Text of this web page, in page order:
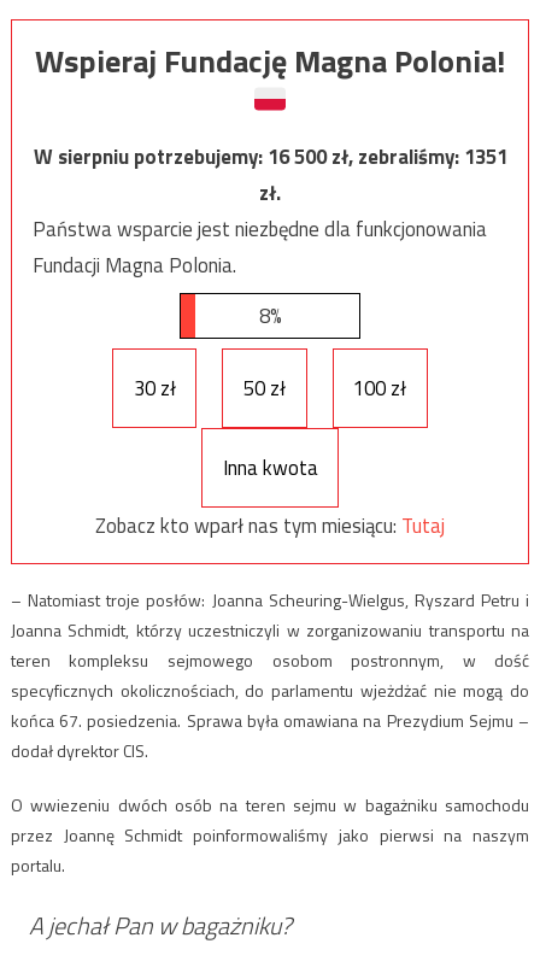
Wspieraj Fundację Magna Polonia!
W sierpniu potrzebujemy:16 500zł, zebraliśmy:1351
zł.
Państwa wsparcie jest niezbędne dla funkcjonowania
Fundacji Magna Polonia.
8%
30 zł 50 zł 100 zł
Inna kwota
Zobacz kto wparł nas tym miesiącu: Tutaj
– Natomiast troje posłów: Joanna Scheuring-Wielgus, Ryszard Petru i
Joanna Schmidt, którzy uczestniczyli w zorganizowaniu transportu na
teren kompleksu sejmowego osobom postronnym, w dość
specyficznych okolicznościach, do parlamentu wjeżdżać nie mogą do
końca 67. posiedzenia. Sprawa była omawiana na Prezydium Sejmu –
dodał dyrektor CIS.
O wwiezeniu dwóch osób na teren sejmu w bagażniku samochodu
przez Joannę Schmidt poinformowaliśmy jako pierwsi na naszym
portalu.
A jechał Pan w bagażniku?